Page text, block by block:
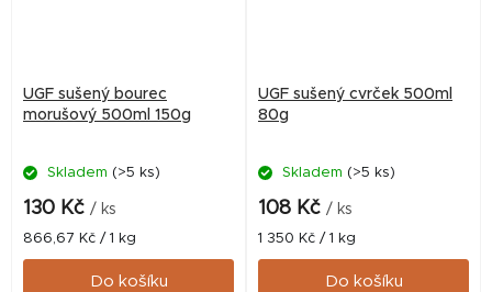
UGF sušený bourec
morušový 500ml 150g
Skladem (>5 ks)
130 Kč / ks
Měrná
cena:
866,67 Kč / 1 kg
Do košíku
UGF sušený cvrček 500ml
80g
Skladem (>5 ks)
108 Kč / ks
Měrná
cena:
1 350 Kč / 1 kg
Do košíku